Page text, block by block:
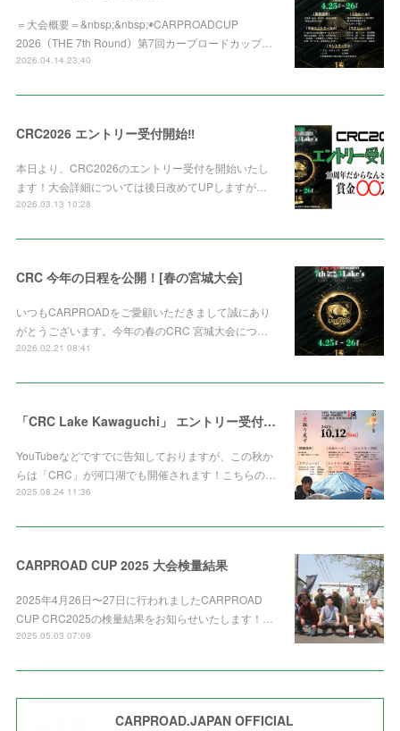
＝大会概要＝&nbsp;&nbsp;◉CARPROADCUP
2026（THE 7th Round）第7回カープロードカップ…
2026.04.14 23:40
CRC2026 エントリー受付開始‼️
本日より、CRC2026のエントリー受付を開始いたし
ます！大会詳細については後日改めてUPしますが…
2026.03.13 10:28
CRC 今年の日程を公開！[春の宮城大会]
いつもCARPROADをご愛顧いただきまして誠にあり
がとうございます。今年の春のCRC 宮城大会につ…
2026.02.21 08:41
「CRC Lake Kawaguchi」 エントリー受付中‼️
YouTubeなどですでに告知しておりますが、この秋か
らは「CRC」が河口湖でも開催されます！こちらの…
2025.08.24 11:36
CARPROAD CUP 2025 大会検量結果
2025年4月26日〜27日に行われましたCARPROAD
CUP CRC2025の検量結果をお知らせいたします！…
2025.05.03 07:09
CARPROAD.JAPAN OFFICIAL